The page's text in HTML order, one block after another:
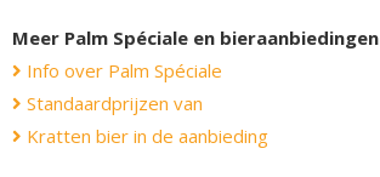
Meer Palm Spéciale en bieraanbiedingen
Info over Palm Spéciale
Standaardprijzen van
Kratten bier in de aanbieding